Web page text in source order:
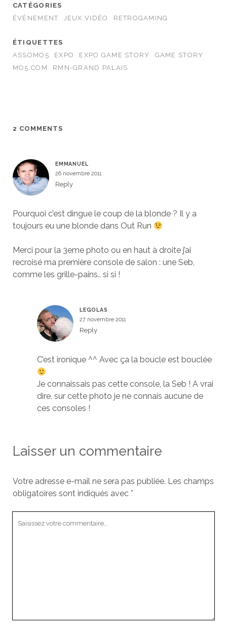
CATÉGORIES
ÉVÉNEMENT
JEUX VIDÉO RETROGAMING
ÉTIQUETTES
ASSOMO5
EXPO EXPO GAME STORY
GAME STORY
MO5.COM
RMN-GRAND PALAIS
2 COMMENTS
EMMANUEL
26 novembre 2011
Reply
Pourquoi c’est dingue le coup de la blonde ? Il y a
toujours eu une blonde dans Out Run
Merci pour la 3eme photo ou en haut à droite j’ai
recroisé ma première console de salon : une Seb,
comme les grille-pains.. si si !
LEGOLAS
27 novembre 2011
Reply
C’est ironique ^^ Avec ça la boucle est bouclée
Je connaissais pas cette console, la Seb ! A vrai
dire, sur cette photo je ne connais aucune de
ces consoles !
Laisser un commentaire
Votre adresse e-mail ne sera pas publiée. Les champs
obligatoires sont indiqués avec *